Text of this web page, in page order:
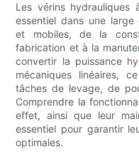
Les vérins hydrauliques
essentiel dans une large
et mobiles, de la
fabrication et à la
convertir la puissance
mécaniques linéaires,
tâches de levage, de
Comprendre la
effet, ainsi que leur
essentiel pour garantir
optimales.